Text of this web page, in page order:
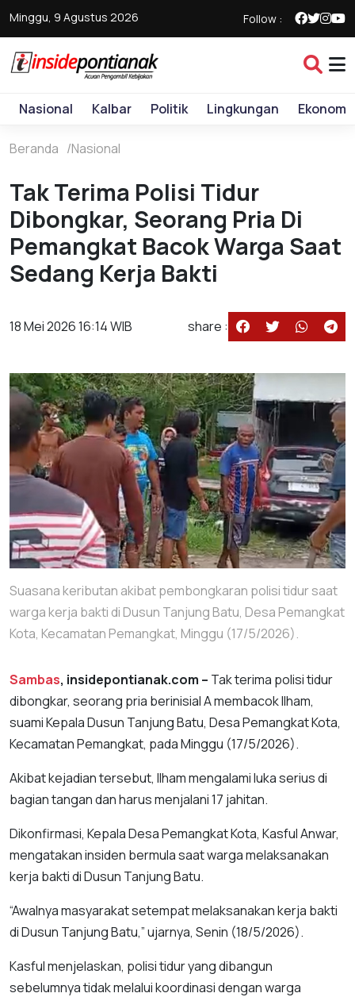
Minggu, 9 Agustus 2026 Follow :
Nasional Kalbar Politik Lingkungan Ekonomi
Beranda Nasional
Tak Terima Polisi Tidur
Dibongkar, Seorang Pria Di
Pemangkat Bacok Warga Saat
Sedang Kerja Bakti
18 Mei 2026 16:14 WIB share :
Suasana keributan akibat pembongkaran polisi tidur saat
warga kerja bakti di Dusun Tanjung Batu, Desa Pemangkat
Kota, Kecamatan Pemangkat, Minggu (17/5/2026).
Sambas, insidepontianak.com – Tak terima polisi tidur
dibongkar, seorang pria berinisial A membacok Ilham,
suami Kepala Dusun Tanjung Batu, Desa Pemangkat Kota,
Kecamatan Pemangkat, pada Minggu (17/5/2026).
Akibat kejadian tersebut, Ilham mengalami luka serius di
bagian tangan dan harus menjalani 17 jahitan.
Dikonfirmasi, Kepala Desa Pemangkat Kota, Kasful Anwar,
mengatakan insiden bermula saat warga melaksanakan
kerja bakti di Dusun Tanjung Batu.
“Awalnya masyarakat setempat melaksanakan kerja bakti
di Dusun Tanjung Batu,” ujarnya, Senin (18/5/2026).
Kasful menjelaskan, polisi tidur yang dibangun
sebelumnya tidak melalui koordinasi dengan warga